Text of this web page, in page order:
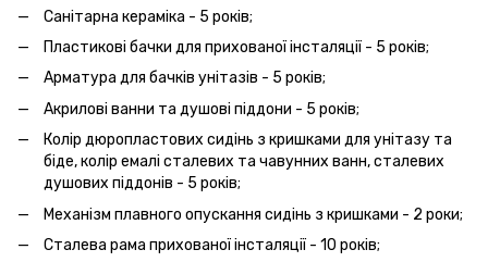
Санітарна кераміка - 5 років;
Пластикові бачки для прихованої інсталяції - 5 років;
Арматура для бачків унітазів - 5 років;
Акрилові ванни та душові піддони - 5 років;
Колір дюропластових сидінь з кришками для унітазу та
біде, колір емалі сталевих та чавунних ванн, сталевих
душових піддонів - 5 років;
Механізм плавного опускання сидінь з кришками - 2 роки;
Сталева рама прихованої інсталяції - 10 років;